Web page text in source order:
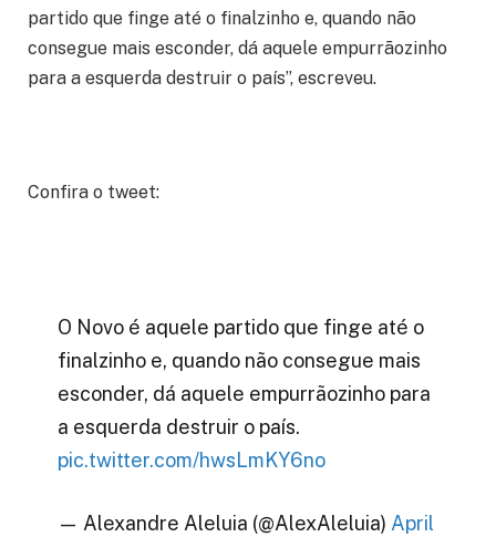
partido que finge até o finalzinho e, quando não
consegue mais esconder, dá aquele empurrãozinho
para a esquerda destruir o país”, escreveu.
Confira o tweet:
O Novo é aquele partido que finge até o
finalzinho e, quando não consegue mais
esconder, dá aquele empurrãozinho para
a esquerda destruir o país.
pic.twitter.com/hwsLmKY6no
— Alexandre Aleluia (@AlexAleluia) April